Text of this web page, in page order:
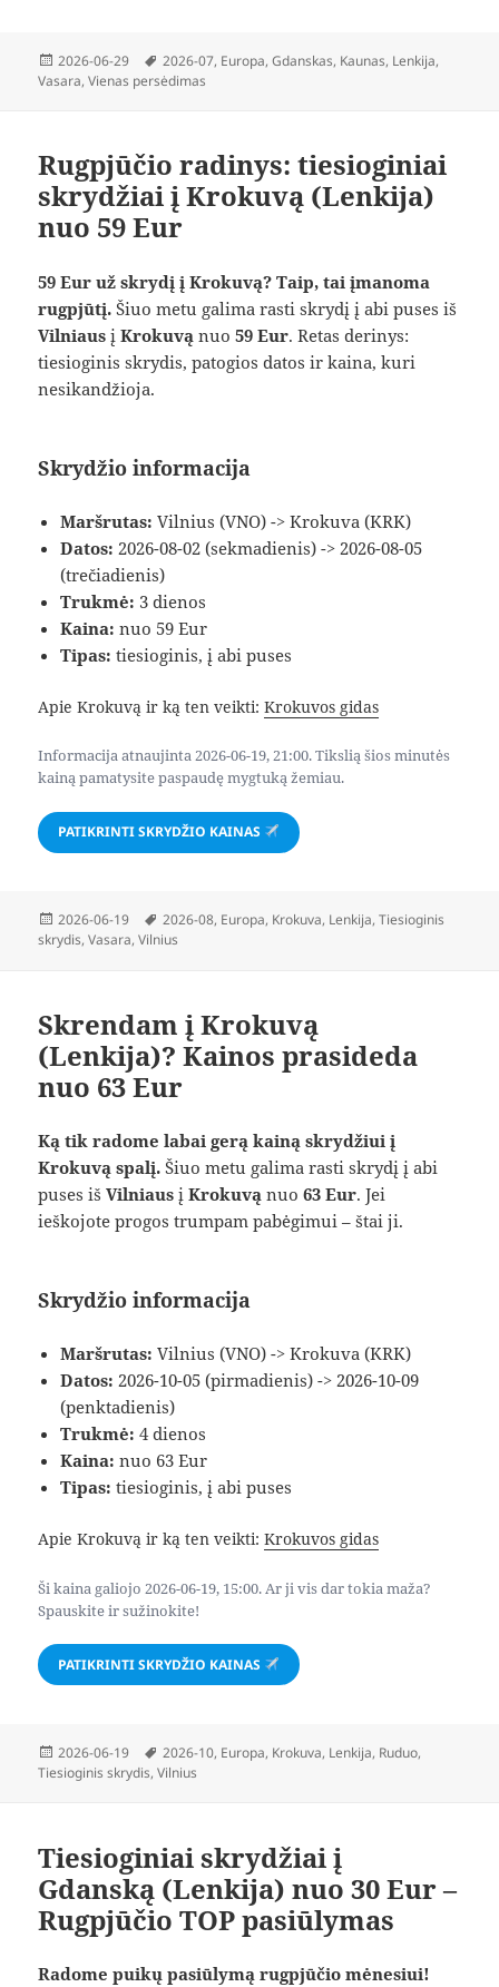
Paskelbta
2026-06-29 Žymos
2026-07, Europa,Gdanskas, Kaunas, Lenkija,
Vasara,Vienas persėdimas
Rugpjūčio radinys: tiesioginiai
skrydžiai į Krokuvą (Lenkija)
nuo 59 Eur
59 Eur už skrydį į Krokuvą? Taip, tai įmanoma
rugpjūtį. Šiuo metu galima rasti skrydį į abi puses iš
Vilniaus įKrokuvą nuo59 Eur. Retas derinys:
tiesioginis skrydis, patogios datos ir kaina, kuri
nesikandžioja.
Skrydžio informacija
Maršrutas: Vilnius (VNO) -> Krokuva (KRK)
Datos: 2026-08-02 (sekmadienis) -> 2026-08-05
(trečiadienis)
Trukmė: 3 dienos
Kaina: nuo 59 Eur
Tipas: tiesioginis, į abi puses
Apie Krokuvą ir ką ten veikti:Krokuvos gidas
Informacija atnaujinta 2026-06-19, 21:00. Tikslią šios minutės
kainą pamatysite paspaudę mygtuką žemiau.
PATIKRINTI SKRYDŽIO KAINAS
Paskelbta
2026-06-19 Žymos
2026-08, Europa, Krokuva, Lenkija,Tiesioginis
skrydis,Vasara,Vilnius
Skrendam į Krokuvą
(Lenkija)? Kainos prasideda
nuo 63 Eur
Ką tik radome labai gerą kainą skrydžiui į
Krokuvą spalį. Šiuo metu galima rasti skrydį į abi
puses išVilniaus įKrokuvą nuo63 Eur. Jei
ieškojote progos trumpam pabėgimui – štai ji.
Skrydžio informacija
Maršrutas: Vilnius (VNO) -> Krokuva (KRK)
Datos: 2026-10-05 (pirmadienis) -> 2026-10-09
(penktadienis)
Trukmė: 4 dienos
Kaina: nuo 63 Eur
Tipas: tiesioginis, į abi puses
Apie Krokuvą ir ką ten veikti:Krokuvos gidas
Ši kaina galiojo 2026-06-19, 15:00. Ar ji vis dar tokia maža?
Spauskite ir sužinokite!
PATIKRINTI SKRYDŽIO KAINAS
Paskelbta
2026-06-19 Žymos
2026-10, Europa, Krokuva, Lenkija, Ruduo,
Tiesioginis skrydis,Vilnius
Tiesioginiai skrydžiai į
Gdanską (Lenkija) nuo 30 Eur –
Rugpjūčio TOP pasiūlymas
Radome puikų pasiūlymą rugpjūčio mėnesiui!